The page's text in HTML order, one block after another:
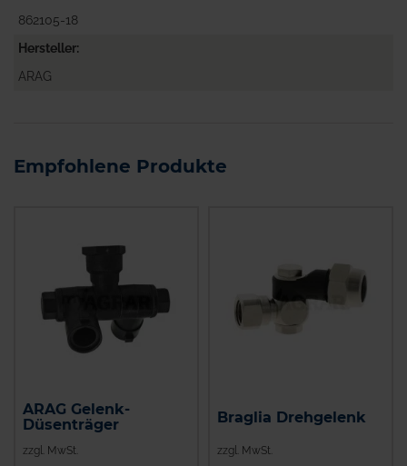
862105-18
Hersteller
ARAG
Empfohlene Produkte
ARAG Gelenk-
Düsenträger
zzgl. MwSt.
Braglia Drehgelenk
zzgl. MwSt.